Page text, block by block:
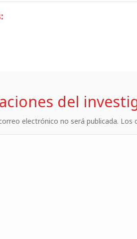
del
electrónico no será publicada.